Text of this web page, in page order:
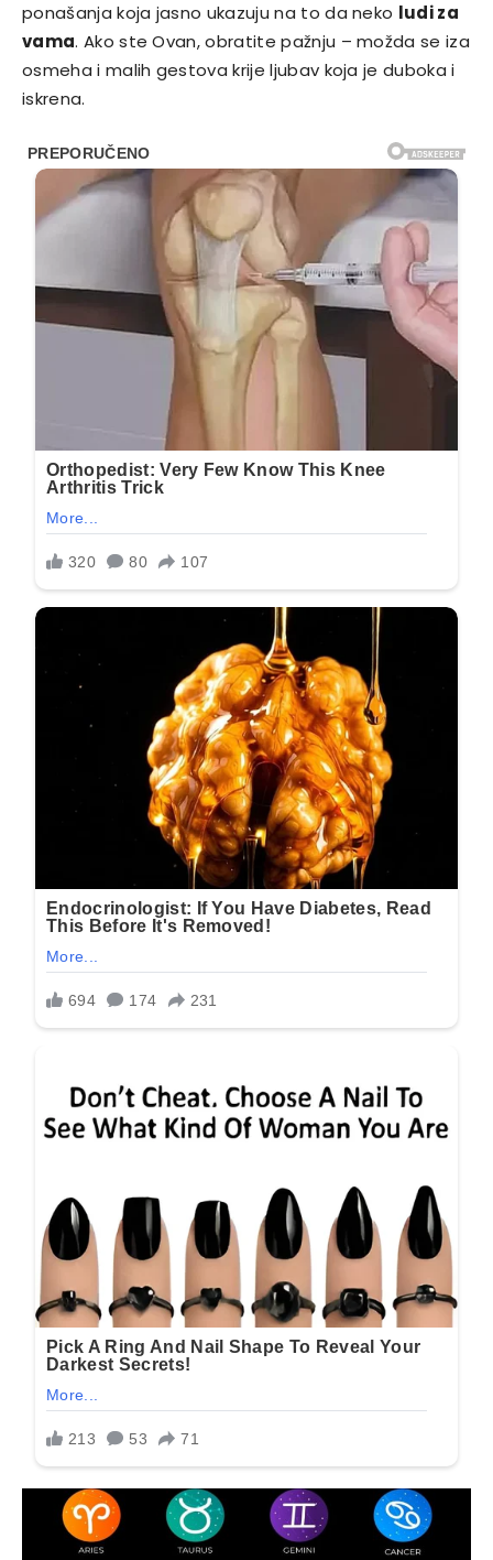
ponašanja koja jasno ukazuju na to da neko ludi za
vama. Ako ste Ovan, obratite pažnju – možda se iza
osmeha i malih gestova krije ljubav koja je duboka i
iskrena.